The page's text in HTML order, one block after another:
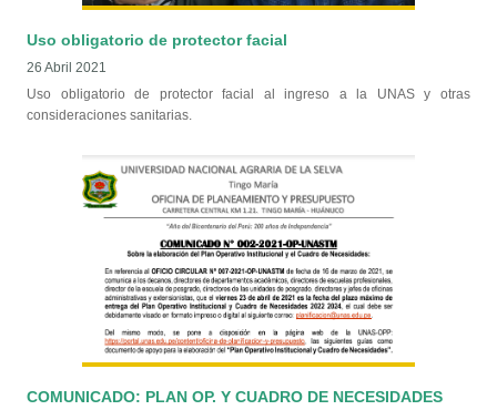
Uso obligatorio de protector facial
26 Abril 2021
Uso obligatorio de protector facial al ingreso a la UNAS y otras
consideraciones sanitarias.
COMUNICADO: PLAN OP. Y CUADRO DE NECESIDADES